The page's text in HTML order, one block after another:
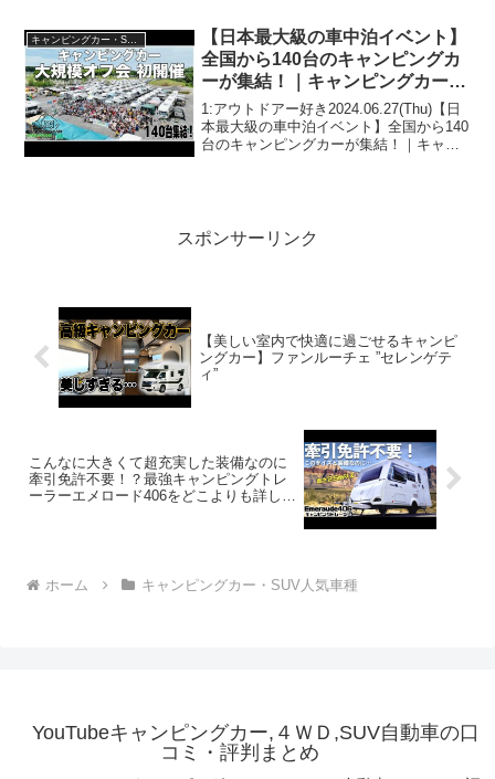
2:アウトドアー好き2025.06.07...
キャンピングカー・SUV人気車種
【日本最大級の車中泊イベント】
全国から140台のキャンピングカ
ーが集結！｜キャンピングカーバ
ケーションin関東｜関東地区初開
催
1:アウトドアー好き2024.06.27(Thu)【日
本最大級の車中泊イベント】全国から140
台のキャンピングカーが集結！｜キャン
スポンサーリンク
【美しい室内で快適に過ごせるキャンピ
ングカー】ファンルーチェ ”セレンゲテ
ィ”
こんなに大きくて超充実した装備なのに
牽引免許不要！？最強キャンピングトレ
ーラーエメロード406をどこよりも詳しく
ホーム キャンピングカー・SUV人気車種
YouTubeキャンピングカー,４ＷＤ,SUV自動車の口
コミ・評判まとめ